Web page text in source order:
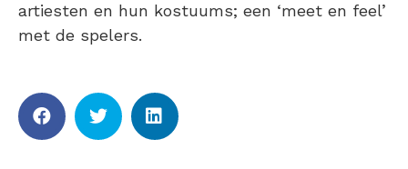
artiesten en hun kostuums; een ‘meet en feel’
met de spelers.